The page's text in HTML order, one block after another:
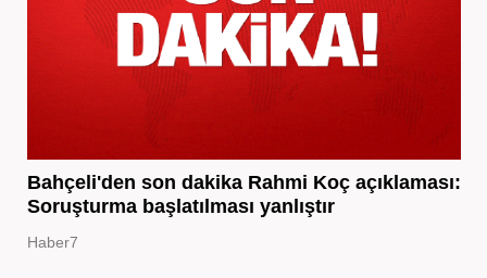
Bahçeli'den son dakika Rahmi Koç açıklaması:
Soruşturma başlatılması yanlıştır
Haber7